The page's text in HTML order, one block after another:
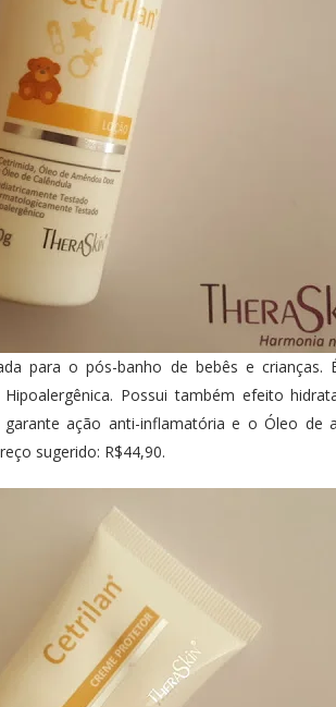
para o pós-banho de bebês e crianças.
Possui também efeito
ação anti-inflamatória e o Óleo de
sugerido: R$44,90.